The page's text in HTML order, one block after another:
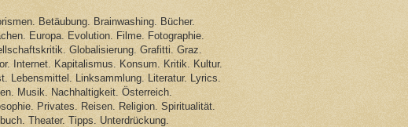
Betäubung. Brainwashing. Bücher.
Europa. Evolution. Filme. Fotographie.
Globalisierung. Grafitti. Graz.
Internet. Kapitalismus. Konsum. Kritik. Kultur.
Lebensmittel. Linksammlung. Literatur. Lyrics.
Musik. Nachhaltigkeit. Österreich.
Privates. Reisen. Religion. Spiritualität.
Theater. Tipps. Unterdrückung.